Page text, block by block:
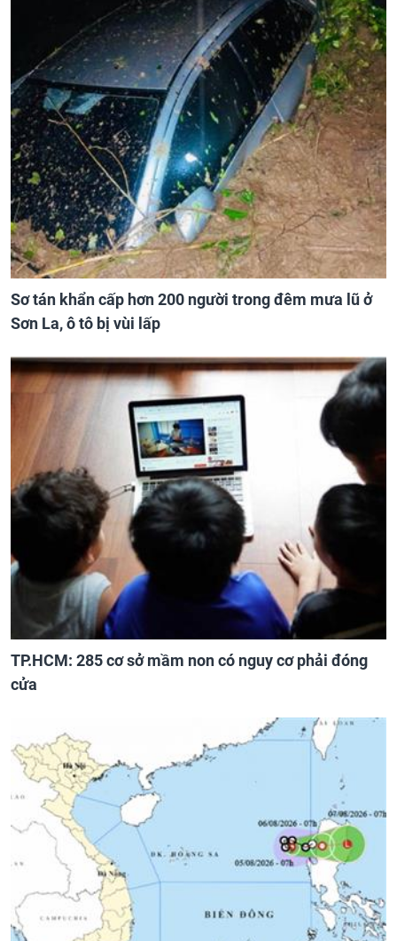
Sơ tán khẩn cấp hơn 200 người trong đêm mưa lũ ở
Sơn La, ô tô bị vùi lấp
TP.HCM: 285 cơ sở mầm non có nguy cơ phải đóng
cửa